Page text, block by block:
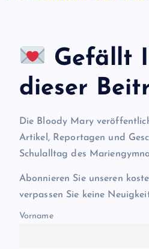
Gefällt
dieser
Die Bloody Mary
Artikel, Reportagen und
Schulalltag des
Abonnieren Sie unseren
verpassen Sie keine
Vorname